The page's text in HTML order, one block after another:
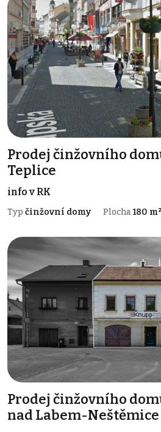
Prodej činžovního
Teplice
info v RK
Typ činžovní domy Plocha180 m²
Prodej činžovního
nad Labem-Neštěmice